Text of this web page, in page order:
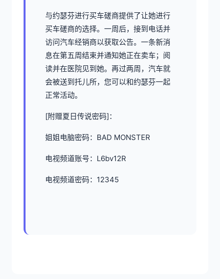
与约瑟芬进行买车磋商提供了让她进行
买车磋商的选择。一周后，接到电话并
访问汽车经销商以获取公告。一条新消
息在第五周结束并通知她正在卖车；阅
读并在医院见到她。再过两周，汽车就
会被送到托儿所，您可以和约瑟芬一起
正常活动。
[附赠夏日传说密码]：
姐姐电脑密码：BAD MONSTER
电视频道账号：L6bv12R
电视频道密码：12345